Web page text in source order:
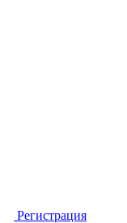
Регистрация